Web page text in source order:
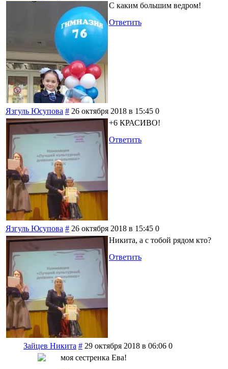
С каким большим ведром!
Ответить
Язгуль Юсупова # 26 октября 2018 в 15:45 0
+6 КРАСИВО!
Ответить
Язгуль Юсупова # 26 октября 2018 в 15:45 0
Никита, а с тобой рядом кто?
Ответить
Зайцев Никита # 29 октября 2018 в 06:06 0
моя сестренка Ева!